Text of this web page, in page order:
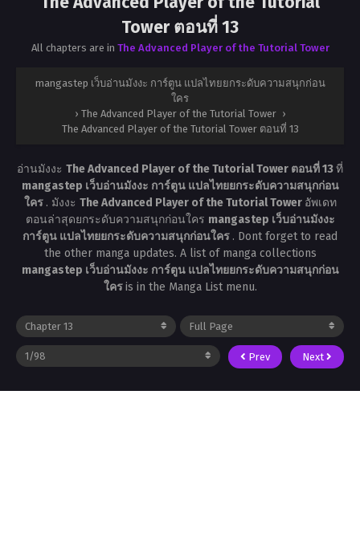
Tower ตอนที่ 13
All chapters are in The Advanced Player of the Tutorial Tower
mangastep เว็บอ่านมังงะ การ์ตูน แปลไทยยกระดับความสนุกก่อน
ใคร
› The Advanced Player of the Tutorial Tower ›
The Advanced Player of the Tutorial Tower ตอนที่ 13
อ่านมังงะ The Advanced Player of the Tutorial Tower ตอนที่ 13ที่
mangastep เว็บอ่านมังงะ การ์ตูน แปลไทยยกระดับความสนุกก่อน
ใคร . มังงะ The Advanced Player of the Tutorial Tower อัพเดท
ตอนล่าสุดยกระดับความสนุกก่อนใคร mangastep เว็บอ่านมังงะ
การ์ตูน แปลไทยยกระดับความสนุกก่อนใคร . Dont forget to read
the other manga updates. A list of manga collections
mangastep เว็บอ่านมังงะ การ์ตูน แปลไทยยกระดับความสนุกก่อน
ใครis in the Manga List menu.
Prev Next